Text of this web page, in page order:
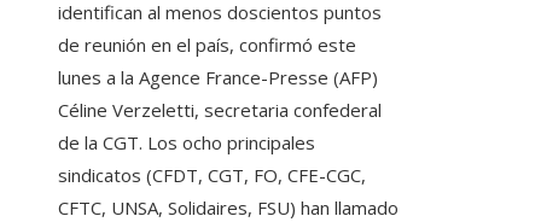
identifican al menos doscientos puntos
de reunión en el país, confirmó este
lunes a la Agence France-Presse (AFP)
Céline Verzeletti, secretaria confederal
de la CGT. Los ocho principales
sindicatos (CFDT, CGT, FO, CFE-CGC,
CFTC, UNSA, Solidaires, FSU) han llamado